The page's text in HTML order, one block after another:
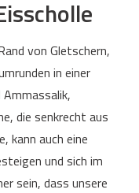
von Gletschern,
in einer
die senkrecht aus
kann auch eine
und sich im
sein, dass unsere